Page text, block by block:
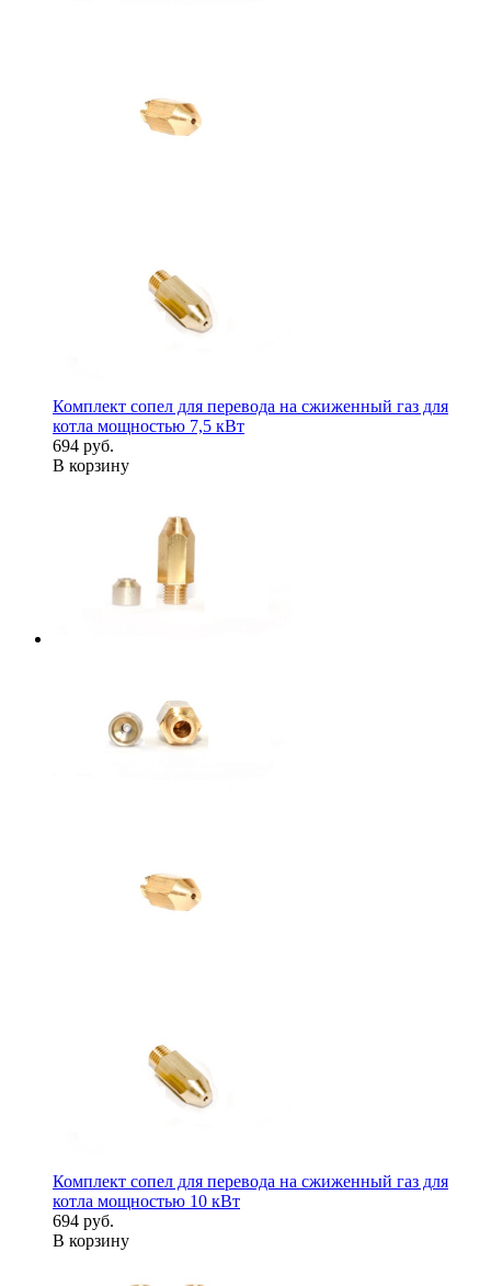
Комплект сопел для перевода на сжиженный газ для
котла мощностью 7,5 кВт
694 руб.
В корзину
Комплект сопел для перевода на сжиженный газ для
котла мощностью 10 кВт
694 руб.
В корзину